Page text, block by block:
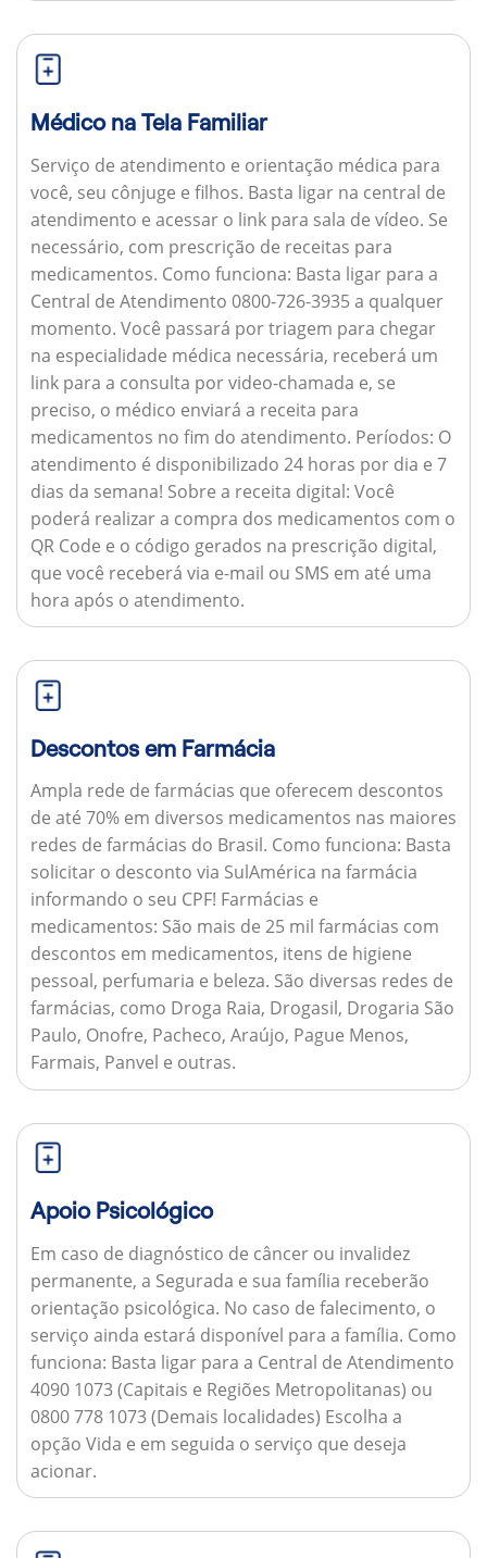
Médico na Tela Familiar
Serviço de atendimento e orientação médica para
você, seu cônjuge e filhos. Basta ligar na central de
atendimento e acessar o link para sala de vídeo. Se
necessário, com prescrição de receitas para
medicamentos. Como funciona: Basta ligar para a
Central de Atendimento 0800-726-3935 a qualquer
momento. Você passará por triagem para chegar
na especialidade médica necessária, receberá um
link para a consulta por video-chamada e, se
preciso, o médico enviará a receita para
medicamentos no fim do atendimento. Períodos: O
atendimento é disponibilizado 24 horas por dia e 7
dias da semana! Sobre a receita digital: Você
poderá realizar a compra dos medicamentos com o
QR Code e o código gerados na prescrição digital,
que você receberá via e-mail ou SMS em até uma
hora após o atendimento.
Descontos em Farmácia
Ampla rede de farmácias que oferecem descontos
de até 70% em diversos medicamentos nas maiores
redes de farmácias do Brasil. Como funciona: Basta
solicitar o desconto via SulAmérica na farmácia
informando o seu CPF! Farmácias e
medicamentos: São mais de 25 mil farmácias com
descontos em medicamentos, itens de higiene
pessoal, perfumaria e beleza. São diversas redes de
farmácias, como Droga Raia, Drogasil, Drogaria São
Paulo, Onofre, Pacheco, Araújo, Pague Menos,
Farmais, Panvel e outras.
Apoio Psicológico
Em caso de diagnóstico de câncer ou invalidez
permanente, a Segurada e sua família receberão
orientação psicológica. No caso de falecimento, o
serviço ainda estará disponível para a família. Como
funciona: Basta ligar para a Central de Atendimento
4090 1073 (Capitais e Regiões Metropolitanas) ou
0800 778 1073 (Demais localidades) Escolha a
opção Vida e em seguida o serviço que deseja
acionar.